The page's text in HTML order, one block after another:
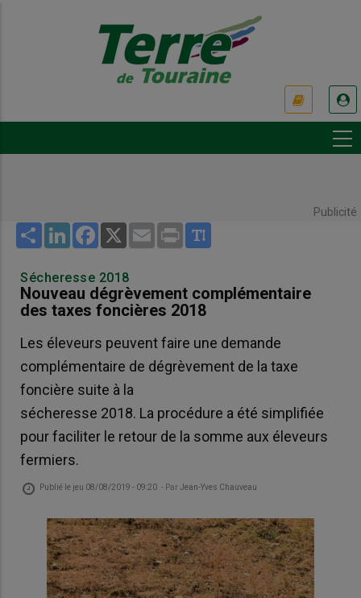
Publicité
Share LinkedInFacebook
X Email Print
Sécheresse 2018
Nouveau dégrèvement complémentaire
des taxes foncières 2018
Les éleveurs peuvent faire une demande
complémentaire de dégrèvement de la taxe
foncière suite à la
sécheresse 2018. La procédure a été simplifiée
pour faciliter le retour de la somme aux éleveurs
fermiers.
Publié le jeu 08/08/2019 - 09:20 - Par Jean-Yves Chauveau